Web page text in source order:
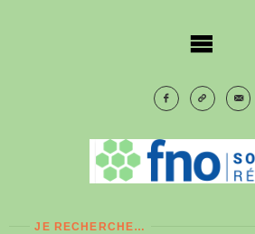
JE RECHERCHE…